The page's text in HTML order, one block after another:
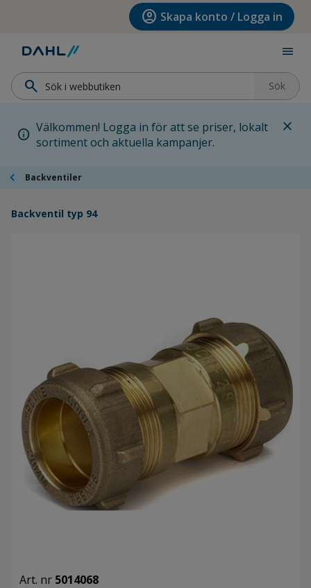
Hoppa till huvudinnehållet account_circle Skapa konto / Logga in
menu
search Sök
info Välkommen! Logga in för att se priser, lokalt
sortiment och aktuella kampanjer.
close
chevron_left Backventiler
Backventil typ 94
Art. nr 5014068